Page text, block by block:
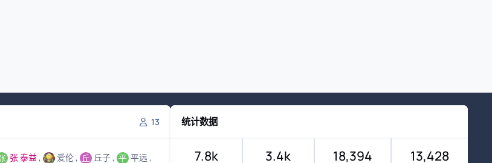
13
张 泰益 爱伦 丘子 平远
统计数据
7.8k 3.4k 18,394 13,428